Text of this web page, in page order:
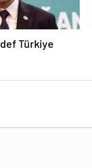
Türkiye